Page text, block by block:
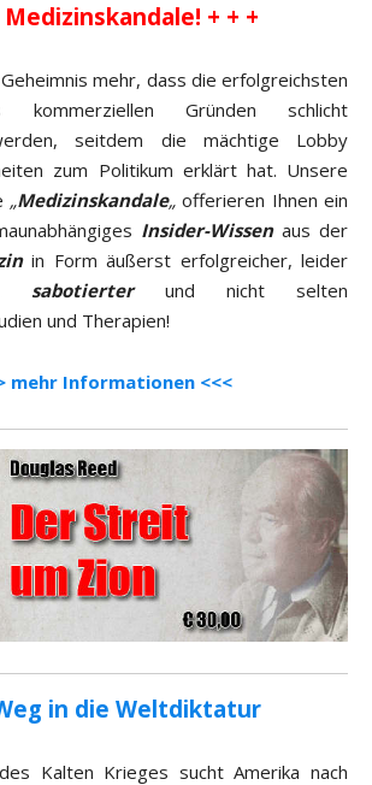
Medizinskandale! + + +
mehr, dass die erfolgreichsten
kommerziellen Gründen schlicht
seitdem die mächtige Lobby
zum Politikum erklärt hat. Unsere
„Medizinskandale„ offerieren Ihnen ein
Insider-Wissenaus der
in Form äußerst erfolgreicher, leider
sabotierterund nicht selten
und Therapien!
mehr Informationen <<<
in die Weltdiktatur
Kalten Krieges sucht Amerika nach